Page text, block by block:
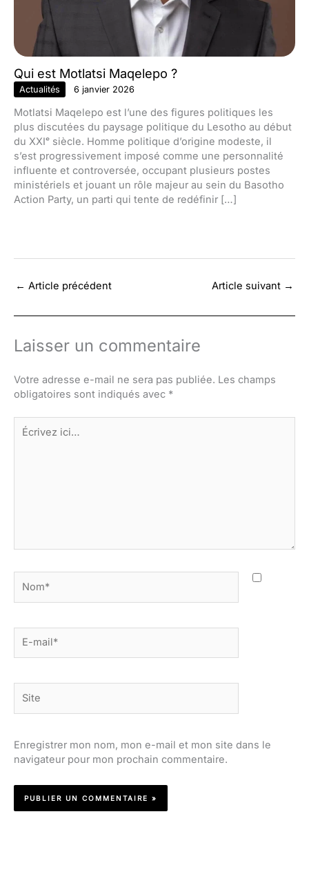
Qui est Motlatsi Maqelepo ?
Actualités 6 janvier 2026
Motlatsi Maqelepo est l’une des figures politiques les
plus discutées du paysage politique du Lesotho au début
du XXIᵉ siècle. Homme politique d’origine modeste, il
s’est progressivement imposé comme une personnalité
influente et controversée, occupant plusieurs postes
ministériels et jouant un rôle majeur au sein du Basotho
Action Party, un parti qui tente de redéfinir […]
← Article précédent Article suivant →
Laisser un commentaire
Votre adresse e-mail ne sera pas publiée. Les champs
obligatoires sont indiqués avec *
Écrivez
ici…
mail*
Enregistrer mon nom, mon e-mail et mon site dans le
navigateur pour mon prochain commentaire.